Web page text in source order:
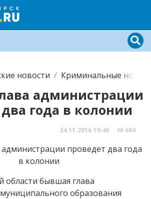
новости Криминальные
администрации
года в колонии
24.11.2016 19:40 604
области бывшая глава
образования